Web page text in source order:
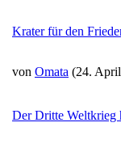
Krater für den
von Omata (24.
Der Dritte Weltkrieg